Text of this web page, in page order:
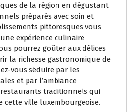
de la région en dégustant
préparés avec soin et
pittoresques vous
expérience culinaire
pourrez goûter aux délices
la richesse gastronomique de
vous séduire par les
et par l’ambiance
traditionnels qui
cette ville luxembourgeoise.